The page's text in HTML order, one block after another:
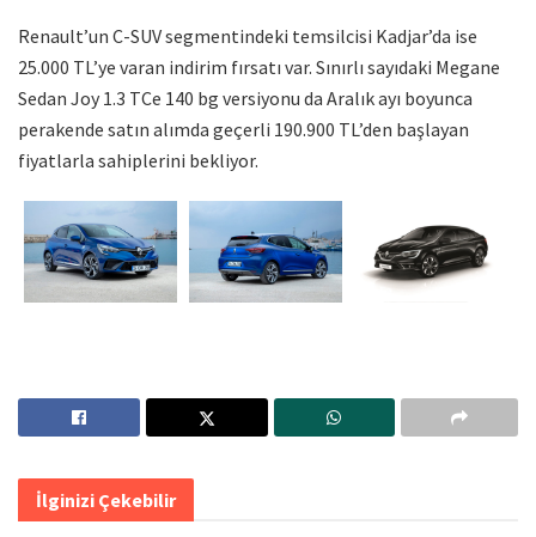
Renault’un C-SUV segmentindeki temsilcisi Kadjar’da ise
25.000 TL’ye varan indirim fırsatı var. Sınırlı sayıdaki Megane
Sedan Joy 1.3 TCe 140 bg versiyonu da Aralık ayı boyunca
perakende satın alımda geçerli 190.900 TL’den başlayan
fiyatlarla sahiplerini bekliyor.
İlginizi Çekebilir